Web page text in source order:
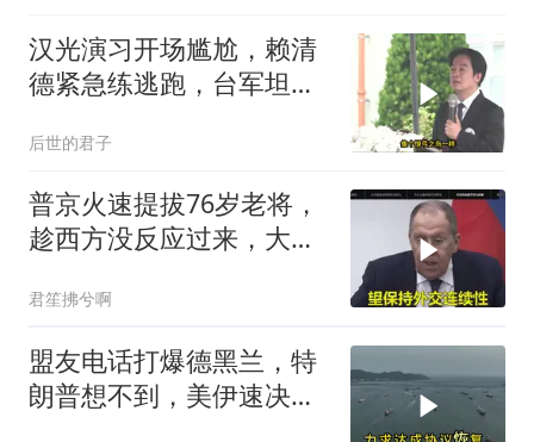
汉光演习开场尴尬，赖清
德紧急练逃跑，台军坦克
后世的君子
普京火速提拔76岁老将，
趁西方没反应过来，大鹅
君笙拂兮啊
盟友电话打爆德黑兰，特
朗普想不到，美伊速决